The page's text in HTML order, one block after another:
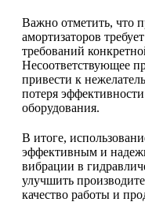
Важно отметить, что
амортизаторов
требований
Несоответствующее
привести к
потеря
оборудования.
В итоге,
эффективным и
вибрации в
улучшить
качество работы и